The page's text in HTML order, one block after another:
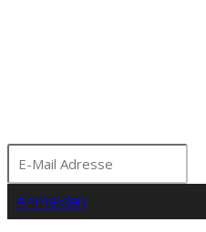
Anmelden